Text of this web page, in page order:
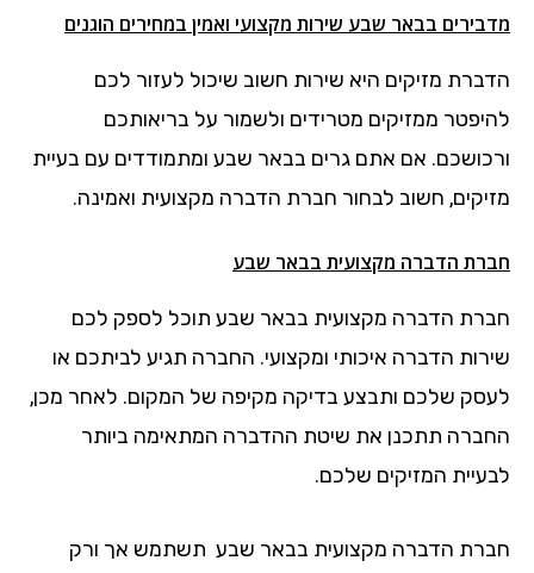
מדבירים בבאר שבע שירות מקצועי ואמין במחירים הוגנים
הדברת מזיקים היא שירות חשוב שיכול לעזור לכם
להיפטר ממזיקים מטרידים ולשמור על בריאותכם
ורכושכם. אם אתם גרים בבאר שבע ומתמודדים עם בעיית
מזיקים, חשוב לבחור חברת הדברה מקצועית ואמינה.
חברת הדברה מקצועית בבאר שבע
חברת הדברה מקצועית בבאר שבע תוכל לספק לכם
שירות הדברה איכותי ומקצועי. החברה תגיע לביתכם או
לעסק שלכם ותבצע בדיקה מקיפה של המקום. לאחר מכן,
החברה תתכנן את שיטת ההדברה המתאימה ביותר
לבעיית המזיקים שלכם.
חברת הדברה מקצועית בבאר שבע תשתמש אך ורק